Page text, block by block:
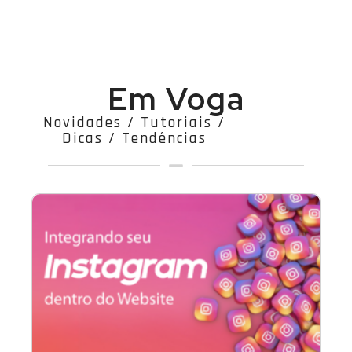
Em Voga
Novidades / Tutoriais /
Dicas / Tendências